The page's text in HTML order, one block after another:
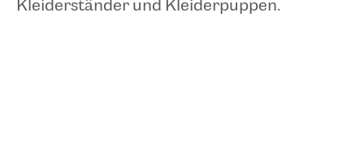
Kleiderständer und Kleiderpuppen.